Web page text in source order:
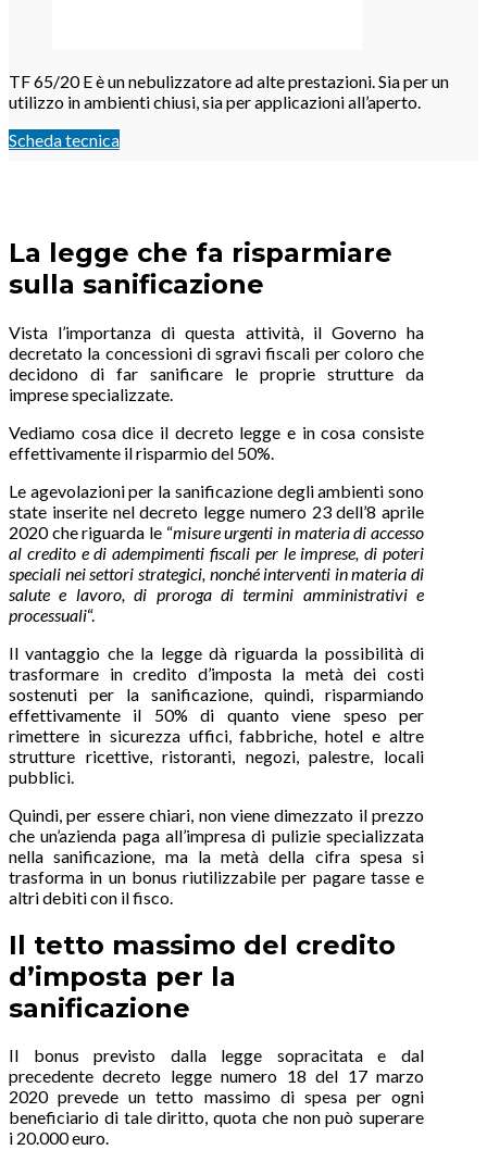
TF 65/20 E è un nebulizzatore ad alte prestazioni. Sia per un
utilizzo in ambienti chiusi, sia per applicazioni all’aperto.
Scheda tecnica
La legge che fa risparmiare
sulla sanificazione
Vista l’importanza di questa attività, il Governo ha
decretato la concessioni di sgravi fiscali per coloro che
decidono di far sanificare le proprie strutture da
imprese specializzate.
Vediamo cosa dice il decreto legge e in cosa consiste
effettivamente il risparmio del 50%.
Le agevolazioni per la sanificazione degli ambienti sono
state inserite nel decreto legge numero 23 dell’8 aprile
2020 che riguarda le “misure urgenti in materia di accesso
al credito e di adempimenti fiscali per le imprese, di poteri
speciali nei settori strategici, nonché interventi in materia di
salute e lavoro, di proroga di termini amministrativi e
processuali“.
Il vantaggio che la legge dà riguarda la possibilità di
trasformare in credito d’imposta la metà dei costi
sostenuti per la sanificazione, quindi, risparmiando
effettivamente il 50% di quanto viene speso per
rimettere in sicurezza uffici, fabbriche, hotel e altre
strutture ricettive, ristoranti, negozi, palestre, locali
pubblici.
Quindi, per essere chiari, non viene dimezzato il prezzo
che un’azienda paga all’impresa di pulizie specializzata
nella sanificazione, ma la metà della cifra spesa si
trasforma in un bonus riutilizzabile per pagare tasse e
altri debiti con il fisco.
Il tetto massimo del credito
d’imposta per la
sanificazione
Il bonus previsto dalla legge sopracitata e dal
precedente decreto legge numero 18 del 17 marzo
2020 prevede un tetto massimo di spesa per ogni
beneficiario di tale diritto, quota che non può superare
i 20.000 euro.